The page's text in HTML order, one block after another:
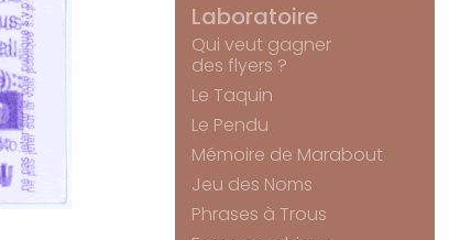
Laboratoire
Qui veut gagner
des flyers ?
Le Taquin
Le Pendu
Mémoire de Marabout
Jeu des Noms
Phrases à Trous